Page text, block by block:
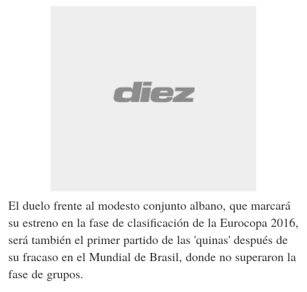
El duelo frente al modesto conjunto albano, que marcará
su estreno en la fase de clasificación de la Eurocopa 2016,
será también el primer partido de las 'quinas' después de
su fracaso en el Mundial de Brasil, donde no superaron la
fase de grupos.